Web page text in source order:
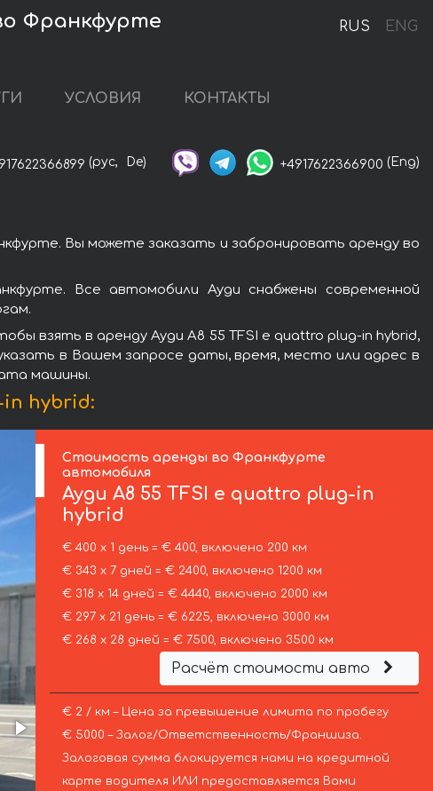
RUS ENG
Франкфурте
УСЛОВИЯ КОНТАКТЫ
(рус, De) +4917622366900 (Eng)
Вы можете заказать и забронировать аренду во
Все автомобили Ауди снабжены современной
взять в аренду Ауди A8 55 TFSI e quattro plug-in hybrid,
в Вашем запросе даты, время, место или адрес в
машины.
in hybrid:
Стоимость аренды во Франкфурте
автомобиля
Ауди A8 55 TFSI e quattro plug-in
hybrid
€ 400 х 1 день = € 400, включено 200 км
€ 343 х 7 дней = € 2400, включено 1200 км
€ 318 х 14 дней = € 4440, включено 2000 км
€ 297 х 21 день = € 6225, включено 3000 км
€ 268 х 28 дней = € 7500, включено 3500 км
Расчёт стоимости авто
€ 2 / км – Цена за превышение лимита по пробегу
€ 5000 – Залог/Ответственность/Франшиза.
Залоговая сумма блокируется нами на кредитной
карте водителя ИЛИ предоставляется Вами